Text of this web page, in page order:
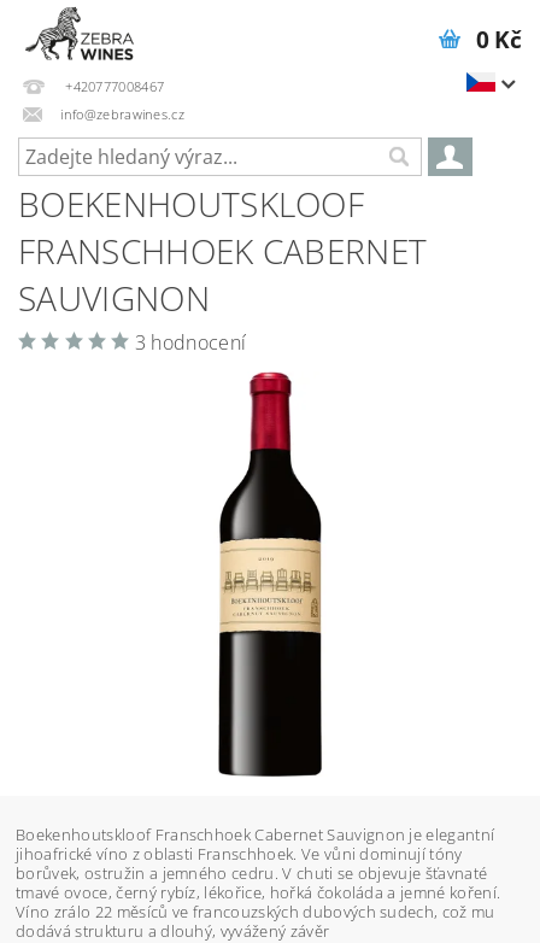
+420777008467
info@zebrawines.cz
0 Kč
BOEKENHOUTSKLOOF
FRANSCHHOEK CABERNET
SAUVIGNON
3 hodnocení
Boekenhoutskloof Franschhoek Cabernet Sauvignon je elegantní
jihoafrické víno z oblasti Franschhoek. Ve vůni dominují tóny
borůvek, ostružin a jemného cedru. V chuti se objevuje šťavnaté
tmavé ovoce, černý rybíz, lékořice, hořká čokoláda a jemné koření.
Víno zrálo 22 měsíců ve francouzských dubových sudech, což mu
dodává strukturu a dlouhý, vyvážený závěr